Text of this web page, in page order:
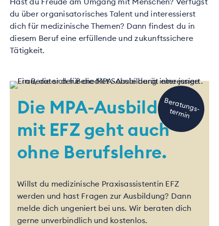
du über organisatorisches Talent und interessierst
dich für medizinische Themen? Dann findest du in
diesem Beruf eine erfüllende und zukunftssichere
Tätigkeit.
Die MPA-Ausbildung
mit EFZ geht auch
ohne Berufslehre.
Willst du medizinische Praxisassistentin EFZ
werden und hast Fragen zur Ausbildung? Dann
melde dich ungeniert bei uns. Wir beraten dich
gerne unverbindlich und kostenlos.
B
e
ra
tu
n
g
s-
te
rm
in